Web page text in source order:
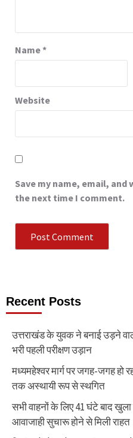
Name*
Website
Save my name, email,
the next time I comment.
Recent Posts
उत्तराखंड के युवक ने बनाई उड़ने
भरी पहली परीक्षण उड़ान
मध्यमहेश्वर मार्ग पर जगह-जगह
तक अस्थायी रूप से स्थगित
सभी वाहनों के लिए 41 घंटे बाद
आवाजाही सुचारू होने से मिली राहत